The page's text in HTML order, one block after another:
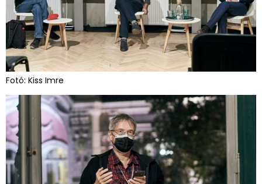
Fotó: Kiss Imre